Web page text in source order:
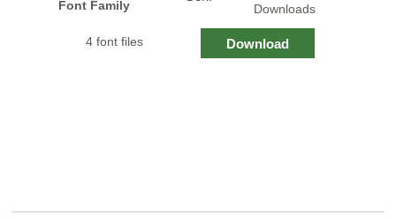
Font Family
Downloads
4 font files Download